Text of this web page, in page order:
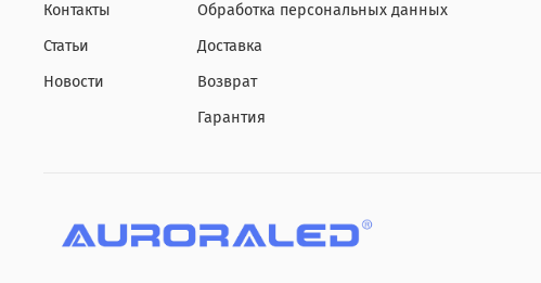
Контакты
Статьи
Новости
Обработка персональных данных
Доставка
Возврат
Гарантия